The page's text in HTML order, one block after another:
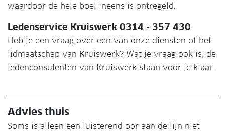
waardoor de hele boel ineens is ontregeld.
Ledenservice Kruiswerk 0314 - 357 430
Heb je een vraag over een van onze diensten of het
lidmaatschap van Kruiswerk? Wat je vraag ook is, de
ledenconsulenten van Kruiswerk staan voor je klaar.
Advies thuis
Soms is alleen een luisterend oor aan de lijn niet